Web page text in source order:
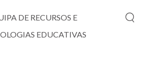
DE RECURSOS E
EDUCATIVAS